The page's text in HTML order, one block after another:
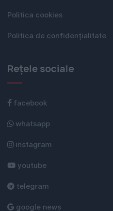
Politica cookies
Politica de confidențialitate
Rețele sociale
facebook
whatsapp
instagram
youtube
telegram
google news